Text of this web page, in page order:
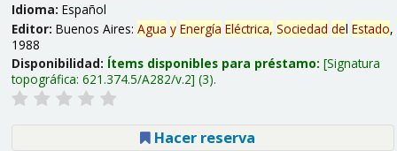
Idioma: Español
Editor: Buenos Aires: Agua y Energía Eléctrica, Sociedad del Estado,
1988
Disponibilidad: Ítems disponibles para préstamo: Signatura
topográfica: 621.374.5/A282/v.2 (3).
Hacer reserva